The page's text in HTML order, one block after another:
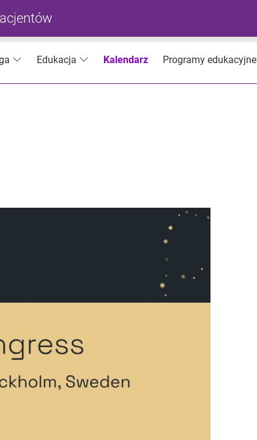
Edukacja Kalendarz Programy edukacyjne